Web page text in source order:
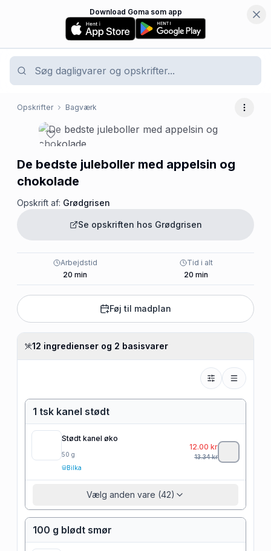
Download Goma som app
Opskrifter Bagværk Flere
De bedste juleboller med appelsin og
chokolade
Opskrift af: Grødgrisen
Se opskriften hos Grødgrisen
Arbejdstid
20 min
Tid i alt
20 min
Føj til madplan
12 ingredienser og 2 basisvarer
1 tsk kanel stødt
Stødt kanel øko
50 g
Bilka
12.00 kr
13.34kr
Vælg anden vare (42)
100 g blødt smør